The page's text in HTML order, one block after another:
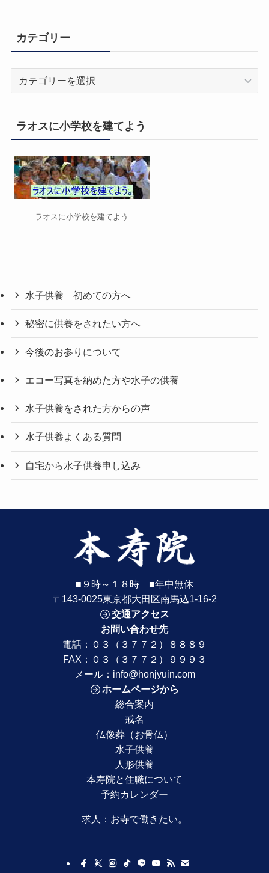
カテゴリー
リ
ラオスに小学校を建てよう
ラオスに小学校を建てよう
水子供養 初めての方へ
秘密に供養をされたい方へ
今後のお参りについて
エコー写真を納めた方や水子の供養
水子供養をされた方からの声
水子供養よくある質問
自宅から水子供養申し込み
■９時～１８時 ■年中無休
〒143-0025東京都大田区南馬込1-16-2
交通アクセス
お問い合わせ先
電話： ０３（３７７２）８８８９
FAX：０３（３７７２）９９９３
メール： info@honjyuin.com
ホームページから
総合案内
戒名
仏像葬（お骨仏）
水子供養
人形供養
本寿院と住職について
予約カレンダー
求人： お寺で働きたい。